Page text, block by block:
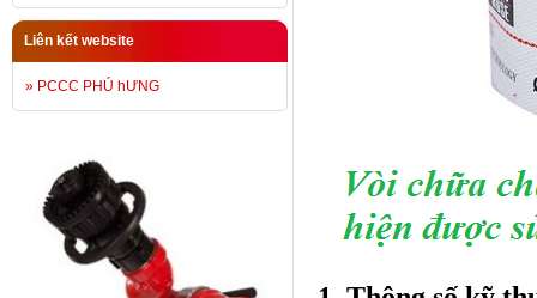
Liên kết website
» PCCC PHÚ hƯNG